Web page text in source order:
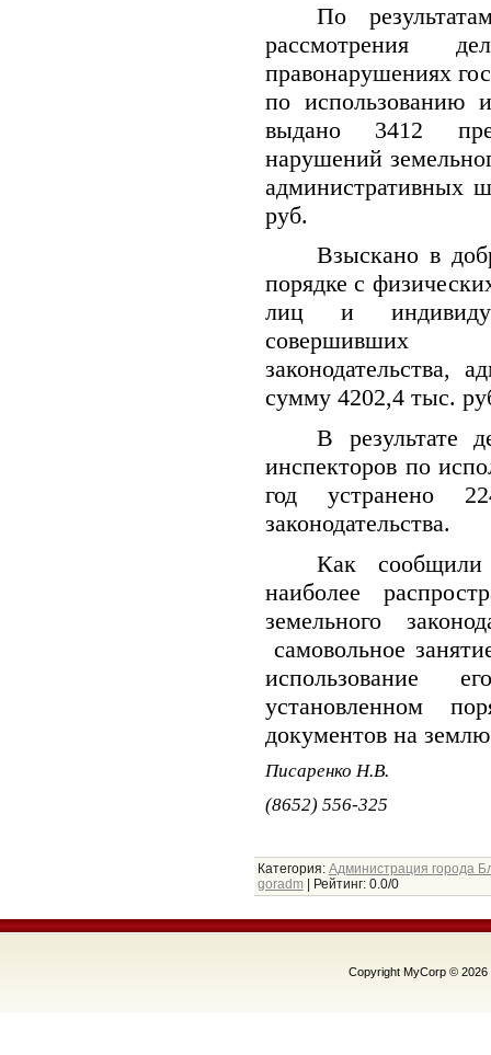
По
рассмотрения
правонарушениях
по использованию
выдано 3412
нарушений
административных
руб.
Взыскано в
порядке с
лиц и
совершивших
законодательства,
сумму 4202,4 тыс.
В результате
инспекторов по
год устранено
законодательства.
Как сообщили
наиболее
земельного
самовольное
использование
установленном
документов на
Писаренко Н.В.
(8652) 556-325
Категория: Администрация города
goradm| Рейтинг: 0.0/0
Copyright MyCorp © 2026